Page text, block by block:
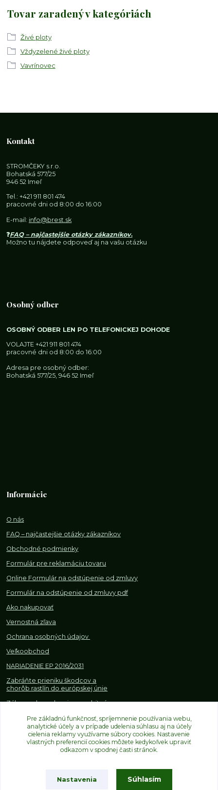
Tovar zaradený v kategóriách
Živé ploty
Vždyzelené živé ploty
Vavrínovec
Kontakt
STROMČEKY s.r.o.
Bohatská 577/25
946 52 Imeľ
Tel.:+421 911 801 474
pracovné dni od 8:00 do 16:00
E-mail: info@brest.sk
❓FAQ – najčastejšie otázky zákazníkov.
Možno tu nájdete odpoveď aj na vašu otázku
Osobný odber
OSOBNÝ ODBER LEN PO TELEFONICKEJ DOHODE
VOLAJTE+421 911 801 474
pracovné dni od 8:00 do 16:00
Adresa pre osobný odber:
Bohatská 577/25, 946 52 Imeľ
Informácie
O nás
FAQ – najčastejšie otázky zákazníkov
Obchodné podmienky
Formulár pre reklamáciu tovaru
Online Formulár na odstúpenie od zmluvy
Formulár na odstúpenie od zmluvy pdf
Ako nakupovať
Vernostná zľava
Ochrana osobných údajov
Veľkoobchod
NARIADENIE EP 2016/2031
Zabráňte prieniku škodcov a
chorôb rastlín do európskej únie
Zákazy, obmedzenia a osobitné
obchodovaní s rastlinami
Upravit sběr cookies.
Pre základnú funkčnosť, spríjemnenie používania webu,
analytické účely a v prípade udelenia súhlasu aj na účely
cielenia reklamy využívame súbory cookies. Nastavenie
vlastných preferencií cookies môžete kedykoľvek upraviť
odkazom v spodnej časti stránok.
Nastavenia Súhlasím